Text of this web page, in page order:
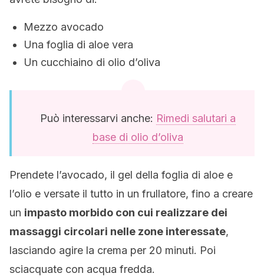
Mezzo avocado
Una foglia di aloe vera
Un cucchiaino di olio d’oliva
Può interessarvi anche: Rimedi salutari a
base di olio d’oliva
Prendete l’avocado, il gel della foglia di aloe e
l’olio e versate il tutto in un frullatore, fino a creare
un impasto morbido con cui realizzare dei
massaggi circolari nelle zone interessate,
lasciando agire la crema per 20 minuti. Poi
sciacquate con acqua fredda.